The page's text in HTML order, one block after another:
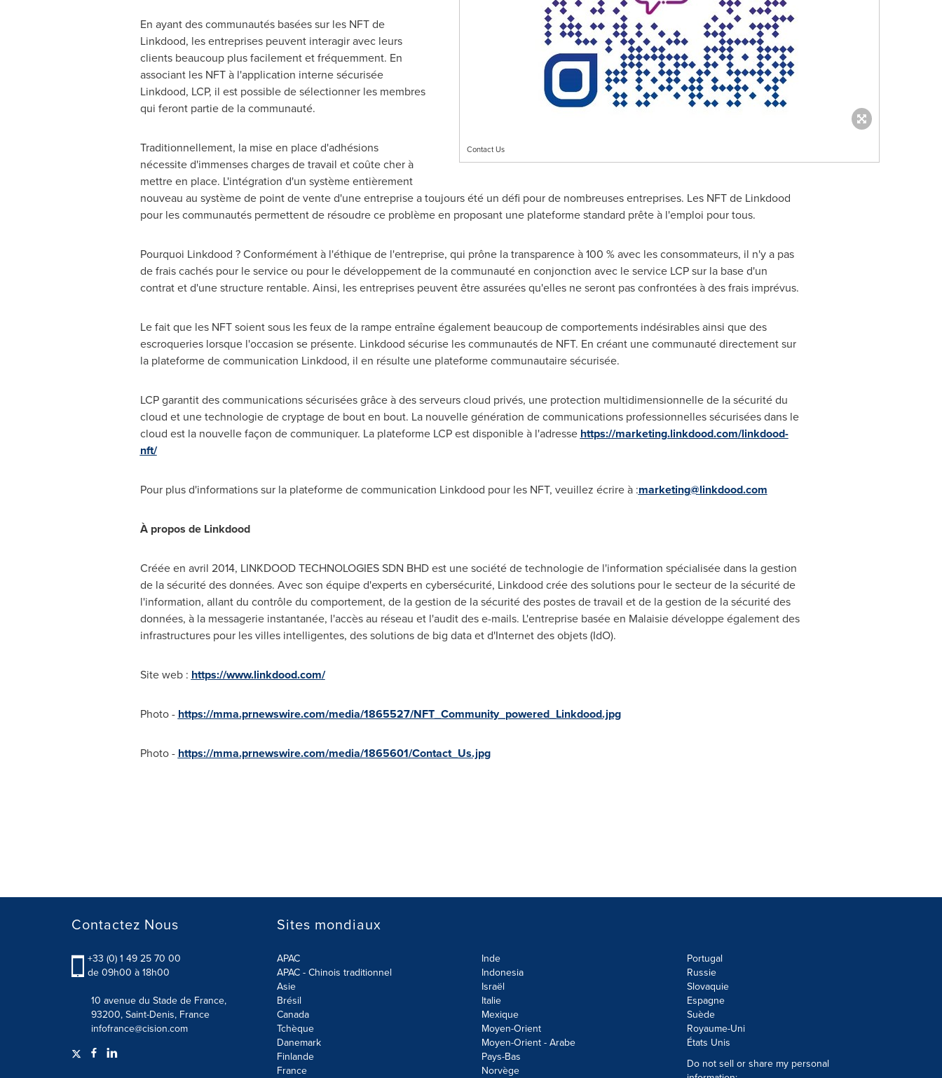
Contact Us
En ayant des communautés basées sur les NFT de
Linkdood, les entreprises peuvent interagir avec leurs
clients beaucoup plus facilement et fréquemment. En
associant les NFT à l'application interne sécurisée
Linkdood, LCP, il est possible de sélectionner les membres
qui feront partie de la communauté.
Traditionnellement, la mise en place d'adhésions
nécessite d'immenses charges de travail et coûte cher à
mettre en place. L'intégration d'un système entièrement
nouveau au système de point de vente d'une entreprise a toujours été un défi pour de nombreuses entreprises. Les NFT de Linkdood
pour les communautés permettent de résoudre ce problème en proposant une plateforme standard prête à l'emploi pour tous.
Pourquoi Linkdood ? Conformément à l'éthique de l'entreprise, qui prône la transparence à 100 % avec les consommateurs, il n'y a pas
de frais cachés pour le service ou pour le développement de la communauté en conjonction avec le service LCP sur la base d'un
contrat et d'une structure rentable. Ainsi, les entreprises peuvent être assurées qu'elles ne seront pas confrontées à des frais imprévus.
Le fait que les NFT soient sous les feux de la rampe entraîne également beaucoup de comportements indésirables ainsi que des
escroqueries lorsque l'occasion se présente. Linkdood sécurise les communautés de NFT. En créant une communauté directement sur
la plateforme de communication Linkdood, il en résulte une plateforme communautaire sécurisée.
LCP garantit des communications sécurisées grâce à des serveurs cloud privés, une protection multidimensionnelle de la sécurité du
cloud et une technologie de cryptage de bout en bout. La nouvelle génération de communications professionnelles sécurisées dans le
cloud est la nouvelle façon de communiquer. La plateforme LCP est disponible à l'adresse https://marketing.linkdood.com/linkdood-
nft/
Pour plus d'informations sur la plateforme de communication Linkdood pour les NFT, veuillez écrire à :marketing@linkdood.com
À propos de Linkdood
Créée en avril 2014, LINKDOOD TECHNOLOGIES SDN BHD est une société de technologie de l'information spécialisée dans la gestion
de la sécurité des données. Avec son équipe d'experts en cybersécurité, Linkdood crée des solutions pour le secteur de la sécurité de
l'information, allant du contrôle du comportement, de la gestion de la sécurité des postes de travail et de la gestion de la sécurité des
données, à la messagerie instantanée, l'accès au réseau et l'audit des e-mails. L'entreprise basée en Malaisie développe également des
infrastructures pour les villes intelligentes, des solutions de big data et d'Internet des objets (IdO).
Site web : https://www.linkdood.com/
Photo - https://mma.prnewswire.com/media/1865527/NFT_Community_powered_Linkdood.jpg
Photo - https://mma.prnewswire.com/media/1865601/Contact_Us.jpg
Contactez Nous
+33 (0) 1 49 25 70 00
de 09h00 à 18h00
10 avenue du Stade de France,
93200, Saint-Denis, France
infofrance@cision.com
Sites mondiaux
APAC
APAC - Chinois traditionnel
Asie
Brésil
Canada
Tchèque
Danemark
Finlande
France
Inde
Indonesia
Israël
Italie
Mexique
Moyen-Orient
Moyen-Orient - Arabe
Pays-Bas
Norvège
Portugal
Russie
Slovaquie
Espagne
Suède
Royaume-Uni
États Unis
Do not sell or share my personal